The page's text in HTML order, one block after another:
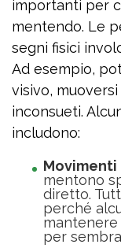
importanti per
mentendo. Le
segni fisici
Ad esempio,
visivo,
inconsueti.
includono:
Movimenti
mentono
diretto.
perché
per